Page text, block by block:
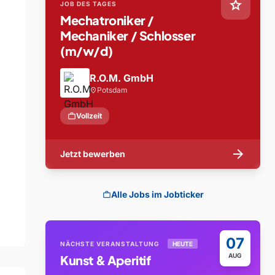
star
JOB DES TAGES
Mechatroniker /
Mechaniker / Schlosser
(m/w/d)
R.O.M. GmbH
location_on Potsdam
workVollzeit
Jetzt bewerben arrow_forward
workAlle Jobs im Jobticker
07
AUG
NÄCHSTE VERANSTALTUNG HEUTE
Kunst & Aperitif